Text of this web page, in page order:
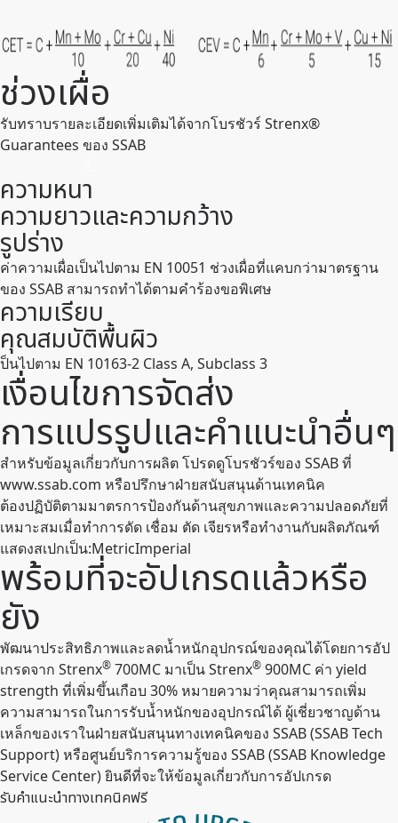
ช่วงเผื่อ
รับทราบรายละเอียดเพิ่มเติมได้จากโบรชัวร์ Strenx®
Guarantees ของ SSAB
ความหนา
ความยาวและความกว้าง
รูปร่าง
ค่าความเผื่อเป็นไปตาม EN 10051 ช่วงเผื่อที่แคบกว่ามาตรฐาน
ของ SSAB สามารถทำได้ตามคำร้องขอพิเศษ
ความเรียบ
คุณสมบัติพื้นผิว
ป็นไปตาม EN 10163-2 Class A, Subclass 3
เงื่อนไขการจัดส่ง
การแปรรูปและคำแนะนำอื่นๆ
สำหรับข้อมูลเกี่ยวกับการผลิต โปรดดูโบรชัวร์ของ SSAB ที่
www.ssab.com หรือปรึกษาฝ่ายสนับสนุนด้านเทคนิค
ต้องปฏิบัติตามมาตรการป้องกันด้านสุขภาพและความปลอดภัยที่
เหมาะสมเมื่อทำการดัด เชื่อม ตัด เจียรหรือทำงานกับผลิตภัณฑ์
แสดงสเปกเป็น:MetricImperial
พร้อมที่จะอัปเกรดแล้วหรือ
ยัง
พัฒนาประสิทธิภาพและลดน้ำหนักอุปกรณ์ของคุณได้โดยการอัป
เกรดจาก Strenx® 700MC มาเป็น Strenx® 900MC ค่า yield
strength ที่เพิ่มขึ้นเกือบ 30% หมายความว่าคุณสามารถเพิ่ม
ความสามารถในการรับน้ำหนักของอุปกรณ์ได้ ผู้เชี่ยวชาญด้าน
เหล็กของเราในฝ่ายสนับสนุนทางเทคนิคของ SSAB (SSAB Tech
Support) หรือศูนย์บริการความรู้ของ SSAB (SSAB Knowledge
Service Center) ยินดีที่จะให้ข้อมูลเกี่ยวกับการอัปเกรด
รับคําแนะนําทางเทคนิคฟรี